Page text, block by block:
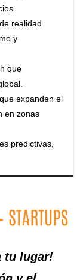
realidad
y
que
expanden el
en zonas
predictivas,
tu lugar!